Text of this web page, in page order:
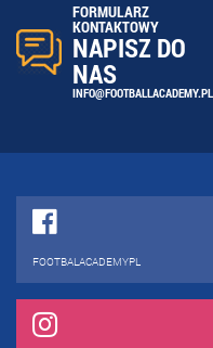
FORMULARZ
KONTAKTOWY
NAPISZ DO
NAS
INFO@FOOTBALLACADEMY.PL
FOOTBALACADEMYPL